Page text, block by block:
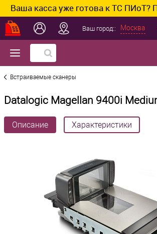
касса уже готова к ТС ПИоТ?
Ваш город:: Москва
Встраиваемые сканеры
Datalogic Magellan 9400i
Описание Характеристики